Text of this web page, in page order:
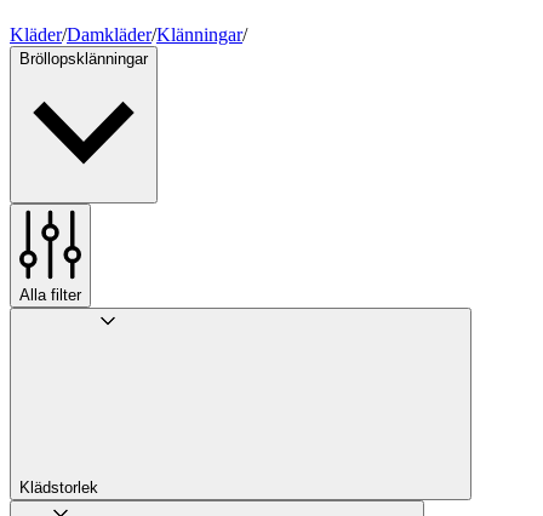
Kläder/Damkläder/Klänningar/
Bröllopsklänningar
Alla filter
Klädstorlek